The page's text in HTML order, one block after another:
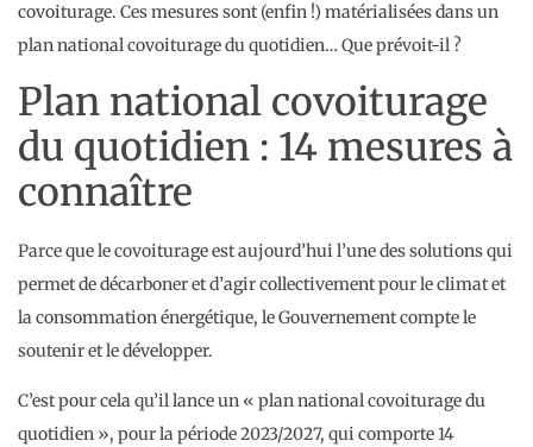
covoiturage. Ces mesures sont (enfin !) matérialisées dans un
plan national covoiturage du quotidien… Que prévoit-il ?
Plan national covoiturage
du quotidien : 14 mesures à
connaître
Parce que le covoiturage est aujourd’hui l’une des solutions qui
permet de décarboner et d’agir collectivement pour le climat et
la consommation énergétique, le Gouvernement compte le
soutenir et le développer.
C’est pour cela qu’il lance un « plan national covoiturage du
quotidien », pour la période 2023/2027, qui comporte 14